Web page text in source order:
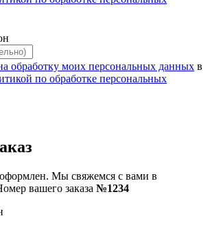
обработку моих персональных данных в
по обработке персональных
Мы свяжемся с вами в
вашего заказа №1234